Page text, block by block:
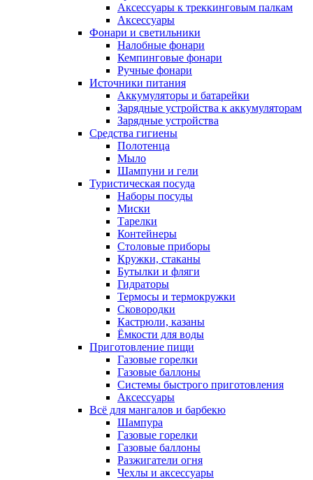
Аксессуары к треккинговым палкам
Аксессуары
Фонари и светильники
Налобные фонари
Кемпинговые фонари
Ручные фонари
Источники питания
Аккумуляторы и батарейки
Зарядные устройства к аккумуляторам
Зарядные устройства
Средства гигиены
Полотенца
Мыло
Шампуни и гели
Туристическая посуда
Наборы посуды
Миски
Тарелки
Контейнеры
Столовые приборы
Кружки, стаканы
Бутылки и фляги
Гидраторы
Термосы и термокружки
Сковородки
Кастрюли, казаны
Ёмкости для воды
Приготовление пищи
Газовые горелки
Газовые баллоны
Системы быстрого приготовления
Аксессуары
Всё для мангалов и барбекю
Шампура
Газовые горелки
Газовые баллоны
Разжигатели огня
Чехлы и аксессуары